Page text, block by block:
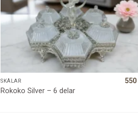
SKÅLAR
Rokoko Silver – 6 delar
550